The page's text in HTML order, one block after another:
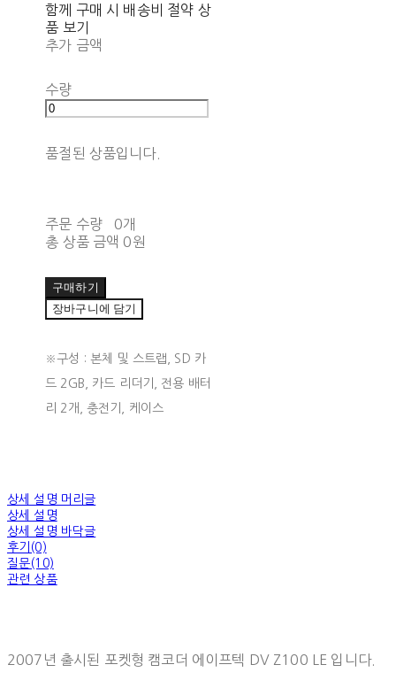
함께 구매 시 배송비 절약 상
품 보기
추가 금액
수량
품절된 상품입니다.
주문 수량
0개
총 상품 금액 0원
구매하기
장바구니에 담기
※구성 : 본체 및 스트랩, SD 카
드 2GB, 카드 리더기, 전용 배터
리 2개, 충전기, 케이스
상세 설명 머리글
상세 설명
상세 설명 바닥글
후기(0)
질문(10)
관련 상품
2007년 출시된 포켓형 캠코더 에이프텍 DV Z100 LE 입니다.